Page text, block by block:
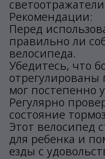
Рекомендации:
Перед
правильно ли
велосипеда.
Убедитесь, что
отрегулированы
мог постепенно
Регулярно
состояние
Этот велосипед
для ребенка и
езды с